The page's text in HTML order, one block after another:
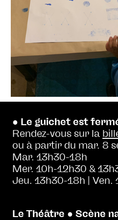
● Le guichet est
Rendez-vous sur la
ou à partir du mar. 8
Mar. 13h30-18h
Mer. 10h-12h30 &
Jeu. 13h30-18h | Ven.
Le Théâtre ● Scène